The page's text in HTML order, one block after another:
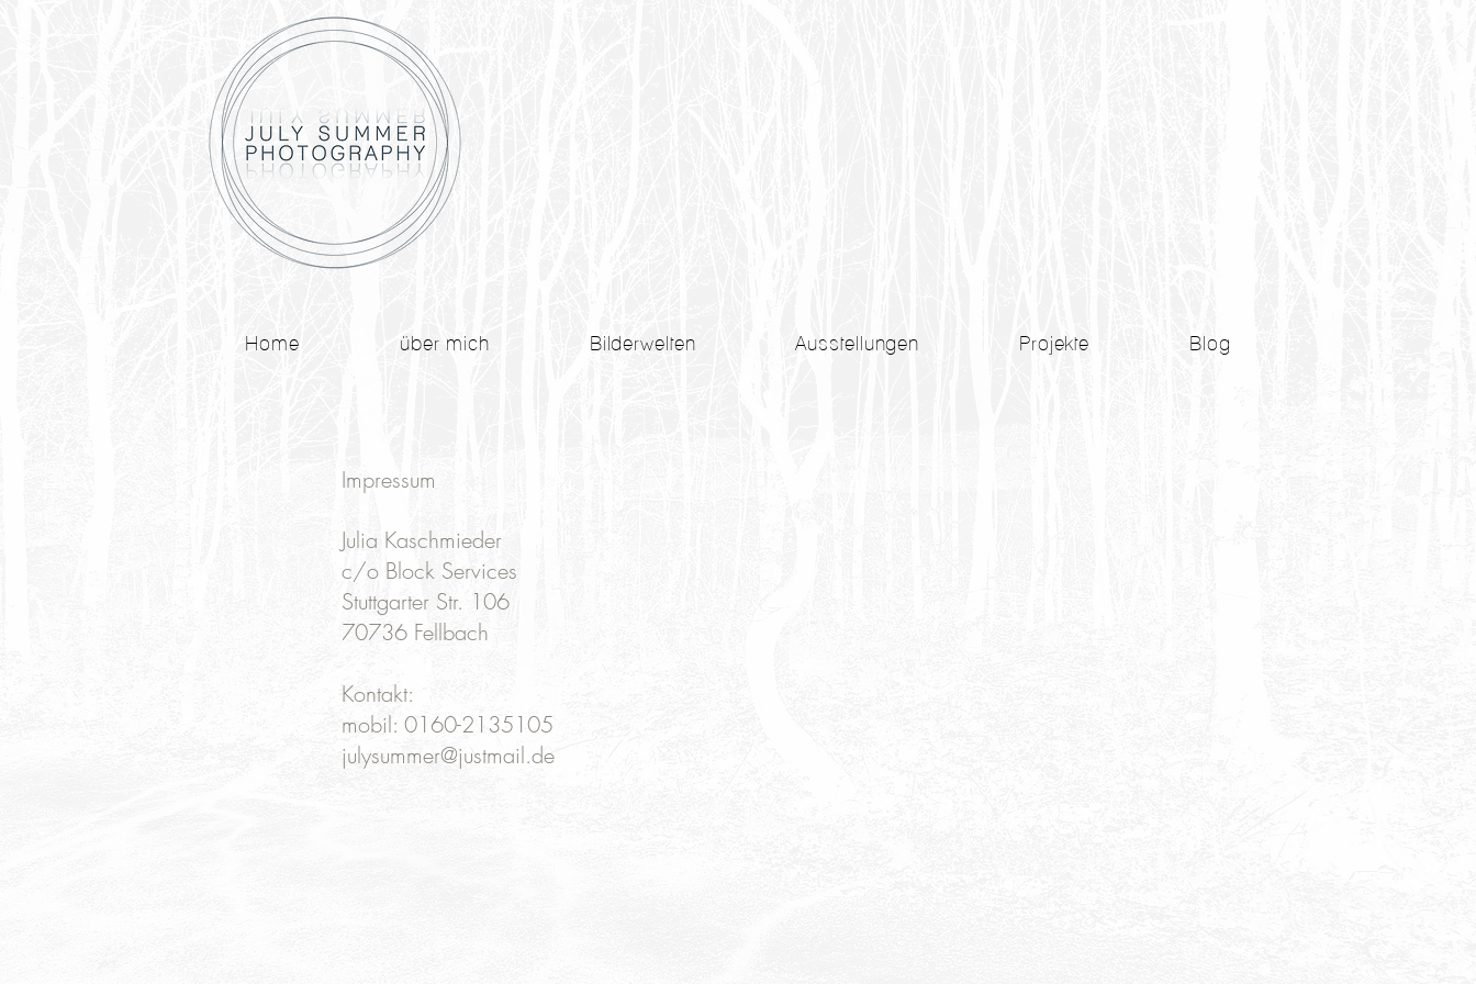
Impressum
Julia Kaschmieder
c/o Block Services
Stuttgarter Str. 106
70736 Fellbach
Kontakt:
mobil: 0160-2135105
julysummer@justmail.de
Home über mich Bilderwelten Ausstellungen Projekte Blog